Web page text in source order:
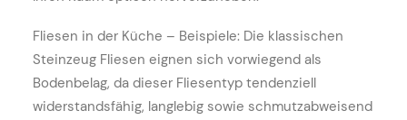
Fliesen in der Küche – Beispiele: Die klassischen
Steinzeug Fliesen eignen sich vorwiegend als
Bodenbelag, da dieser Fliesentyp tendenziell
widerstandsfähig, langlebig sowie schmutzabweisend